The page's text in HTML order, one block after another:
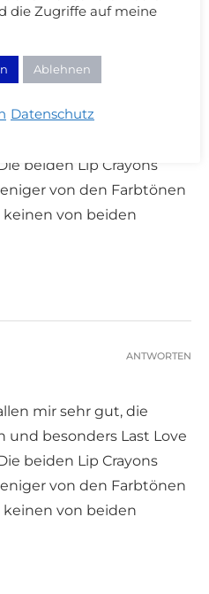
mir sehr gut, die
beiden Lip Crayons
von den Farbtönen
von beiden
mir sehr gut, die
und besonders Last Love
beiden Lip Crayons
von den Farbtönen
von beiden
ANTWORTEN
die Zugriffe auf meine
Ablehnen
Datenschutz